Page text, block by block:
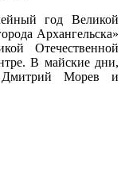
год Великой
Архангельска»
Отечественной
В майские дни,
Дмитрий Морев и